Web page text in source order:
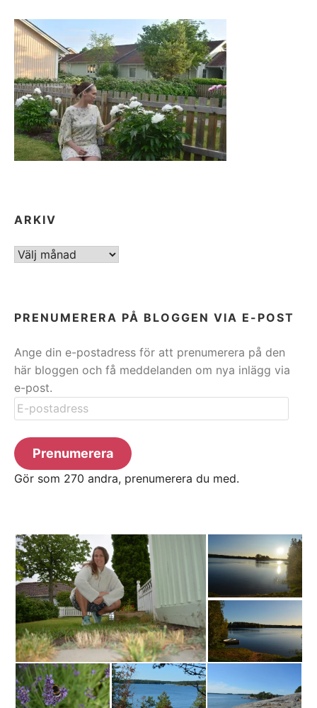
ARKIV
ARKIV
PRENUMERERA PÅ BLOGGEN VIA E-POST
Ange din e-postadress för att prenumerera på den
här bloggen och få meddelanden om nya inlägg via
e-post.
E-
postadress
Prenumerera
Gör som 270 andra, prenumerera du med.